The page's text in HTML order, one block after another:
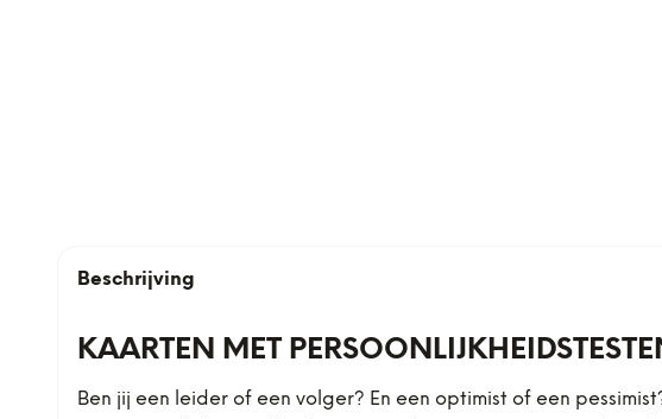
Beschrijving
KAARTEN MET
Ben jij een leider of een volger? En een optimist of een